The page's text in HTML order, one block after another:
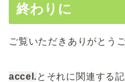
終わりに
ご覧いただきありがとう
accel.とそれに関連する